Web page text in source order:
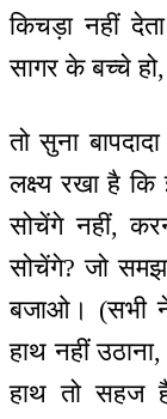
किचड़ा नहीं
सागर के बच्चे हो,
तो सुना
लक्ष्य रखा है कि
सोचेंगे नहीं,
सोचेंगे? जो
बजाओ। (सभी ने
हाथ नहीं
हाथ तो सहज